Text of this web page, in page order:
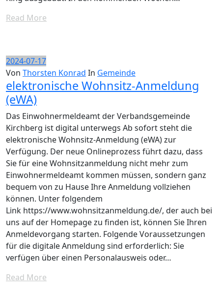
Read More
2024-07-17
Von Thorsten Konrad In Gemeinde
elektronische Wohnsitz-Anmeldung
(eWA)
Das Einwohnermeldeamt der Verbandsgemeinde
Kirchberg ist digital unterwegs Ab sofort steht die
elektronische Wohnsitz-Anmeldung (eWA) zur
Verfügung. Der neue Onlineprozess führt dazu, dass
Sie für eine Wohnsitzanmeldung nicht mehr zum
Einwohnermeldeamt kommen müssen, sondern ganz
bequem von zu Hause Ihre Anmeldung vollziehen
können. Unter folgendem
Link https://www.wohnsitzanmeldung.de/, der auch bei
uns auf der Homepage zu finden ist, können Sie Ihren
Anmeldevorgang starten. Folgende Voraussetzungen
für die digitale Anmeldung sind erforderlich: Sie
verfügen über einen Personalausweis oder…
Read More